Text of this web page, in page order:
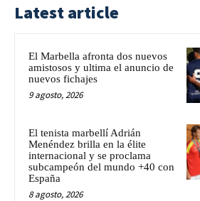
Latest article
El Marbella afronta dos nuevos
amistosos y ultima el anuncio de
nuevos fichajes
9 agosto, 2026
El tenista marbellí Adrián
Menéndez brilla en la élite
internacional y se proclama
subcampeón del mundo +40 con
España
8 agosto, 2026